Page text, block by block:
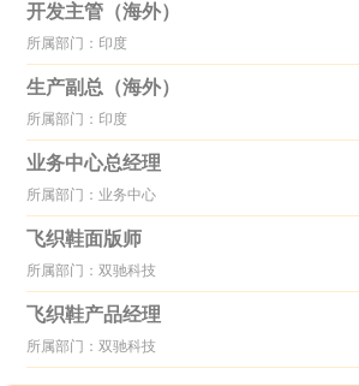
开发主管（海外）
所属部门：印度
生产副总（海外）
所属部门：印度
业务中心总经理
所属部门：业务中心
飞织鞋面版师
所属部门：双驰科技
飞织鞋产品经理
所属部门：双驰科技